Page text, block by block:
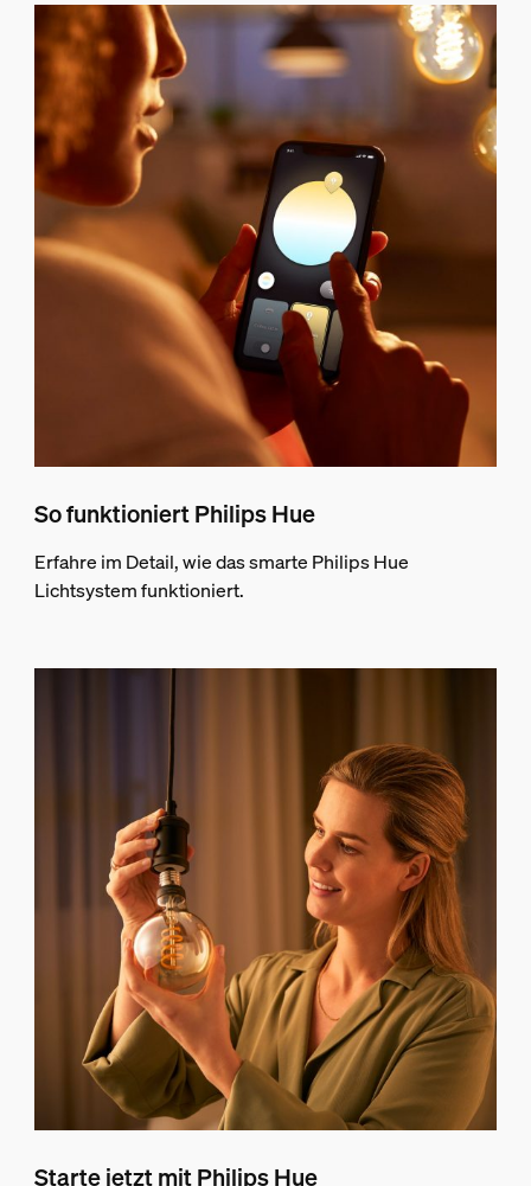
So funktioniert Philips Hue
Erfahre im Detail, wie das smarte Philips Hue
Lichtsystem funktioniert.
Starte jetzt mit Philips Hue